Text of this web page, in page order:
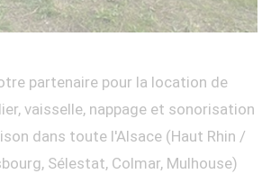
partenaire pour la location de
vaisselle, nappage et sonorisation
dans toute l'Alsace (Haut Rhin /
Sélestat, Colmar, Mulhouse)